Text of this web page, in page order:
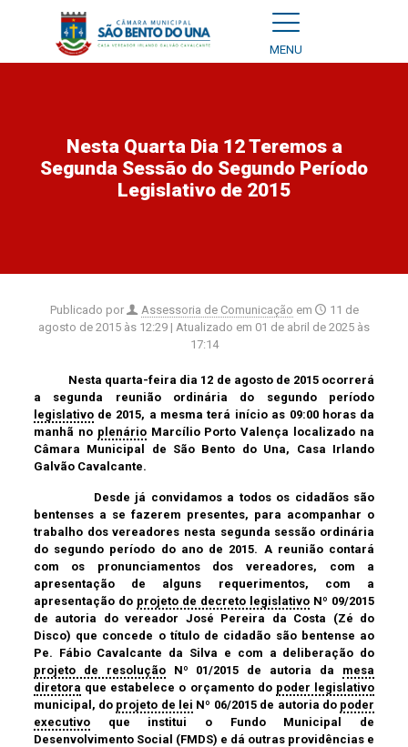
MENU
Nesta Quarta Dia 12 Teremos a
Segunda Sessão do Segundo Período
Legislativo de 2015
Publicado por Assessoria de Comunicação em
11 de
agosto de 2015 às 12:29 | Atualizado em 01 de abril de 2025 às
17:14
Nesta quarta-feira dia 12 de agosto de 2015 ocorrerá
a segunda reunião ordinária do segundo período
legislativode 2015, a mesma terá início as 09:00 horas da
manhã no plenárioMarcílio Porto Valença localizado na
Câmara Municipal de São Bento do Una, Casa Irlando
Galvão Cavalcante.
Desde já convidamos a todos os cidadãos são
bentenses a se fazerem presentes, para acompanhar o
trabalho dos vereadores nesta segunda sessão ordinária
do segundo período do ano de 2015. A reunião contará
com os pronunciamentos dos vereadores, com a
apresentação de alguns requerimentos, com a
apresentação do projeto de decreto legislativo Nº 09/2015
de autoria do vereador José Pereira da Costa (Zé do
Disco) que concede o título de cidadão são bentense ao
Pe. Fábio Cavalcante da Silva e com a deliberação do
projeto de resoluçãoNº 01/2015 de autoria da mesa
diretora que estabelece o orçamento do poder legislativo
municipal, do projeto de lei Nº 06/2015 de autoria do poder
executivoque institui o Fundo Municipal de
Desenvolvimento Social (FMDS) e dá outras providências e